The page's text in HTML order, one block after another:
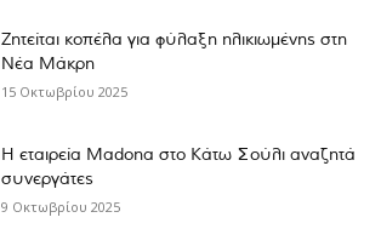
Ζητείται κοπέλα για φύλαξη ηλικιωμένης στη
Νέα Μάκρη
15 Οκτωβρίου 2025
Η εταιρεία Madona στο Κάτω Σούλι αναζητά
συνεργάτες
9 Οκτωβρίου 2025